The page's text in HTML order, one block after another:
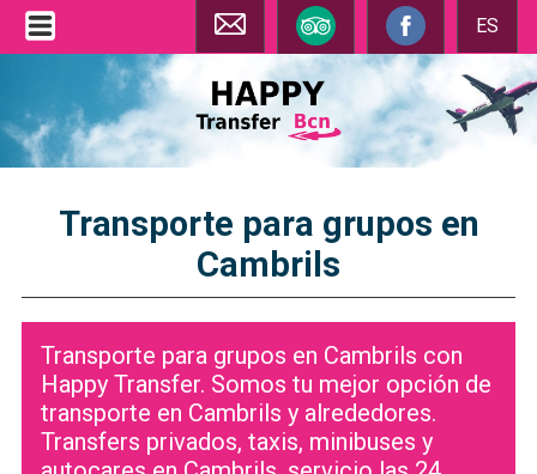
ES
Transporte para grupos en
Cambrils
Transporte para grupos en Cambrils con
Happy Transfer. Somos tu mejor opción de
transporte en Cambrils y alrededores.
Transfers privados, taxis, minibuses y